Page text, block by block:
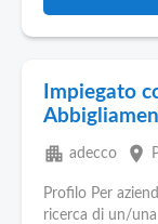
Impiegato
apartment adecco place
Profilo Per
ricerca di un/una